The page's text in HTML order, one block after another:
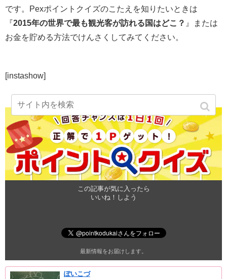
です。Pexポイントクイズのこたえを知りたいときは
『2015年の世界で最も観光客が訪れる国はどこ？ 』または
お金を貯める方法でけんさくしてみてください。
[instashow]
この記事が気に入ったら
いいね！しよう
最新情報をお届けします。
ぽいこづ